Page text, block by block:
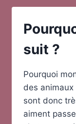
suit ?
Pourquoi
des
sont donc
aiment